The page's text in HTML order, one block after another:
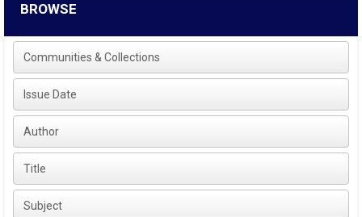
BROWSE
Communities & Collections
Issue Date
Author
Title
Subject